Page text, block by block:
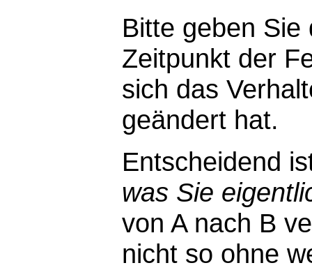
Bitte geben
Zeitpunkt der
sich das
geändert hat.
Entscheidend
was Sie
von A nach B
nicht so ohne